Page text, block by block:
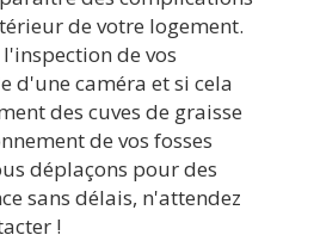
de votre logement.
de vos
d'une caméra et si cela
des cuves de graisse
de vos fosses
déplaçons pour des
sans délais, n'attendez
!